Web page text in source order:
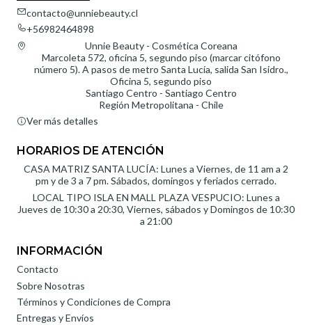
contacto@unniebeauty.cl
+56982464898
Unnie Beauty - Cosmética Coreana
Marcoleta 572, oficina 5, segundo piso (marcar citófono
número 5). A pasos de metro Santa Lucía, salida San Isidro.,
Oficina 5, segundo piso
Santiago Centro - Santiago Centro
Región Metropolitana - Chile
Ver más detalles
HORARIOS DE ATENCIÓN
CASA MATRIZ SANTA LUCÍA: Lunes a Viernes, de 11 am a 2
pm y de 3 a 7 pm. Sábados, domingos y feriados cerrado.
LOCAL TIPO ISLA EN MALL PLAZA VESPUCIO: Lunes a
Jueves de 10:30 a 20:30, Viernes, sábados y Domingos de 10:30
a 21:00
INFORMACIÓN
Contacto
Sobre Nosotras
Términos y Condiciones de Compra
Entregas y Envíos